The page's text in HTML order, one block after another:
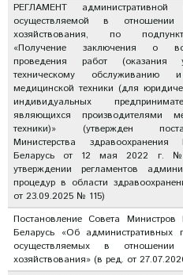
РЕГЛАМЕНТ административной
осуществляемой в отношении
хозяйствования, по
«Получение заключения о
проведения работ (оказания
техническому обслуживанию
медицинской техники (для
индивидуальных
являющихся производителями
техники)» (утвержден
Министерства здравоохранения
Беларусь от 12 мая 2022
утверждении регламентов
процедур в области
от 23.09.2025 № 115)
Постановление Совета Министров
Беларусь «Об административных
осуществляемых в отношении
хозяйствования» (в ред. от